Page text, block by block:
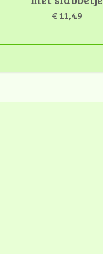
€ 11,49